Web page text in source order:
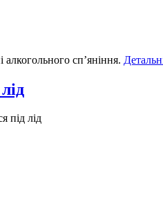
сп’яніння.
під лід